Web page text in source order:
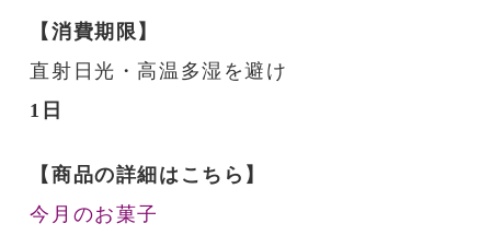
【消費期限】
直射日光・高温多湿を避け
1日
【商品の詳細はこちら】
今月のお菓子